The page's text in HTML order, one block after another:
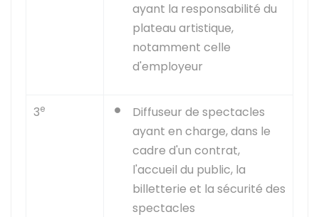
ayant la responsabilité du
plateau artistique,
notamment celle
d'employeur
3e
Diffuseur de spectacles
ayant en charge, dans le
cadre d'un contrat,
l'accueil du public, la
billetterie et la sécurité des
spectacles